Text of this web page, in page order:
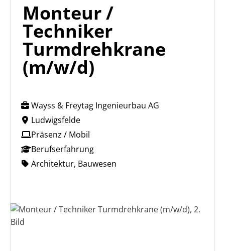
Monteur /
Techniker
Turmdrehkrane
(m/w/d)
Wayss & Freytag Ingenieurbau AG
Ludwigsfelde
Präsenz / Mobil
Berufserfahrung
Architektur, Bauwesen